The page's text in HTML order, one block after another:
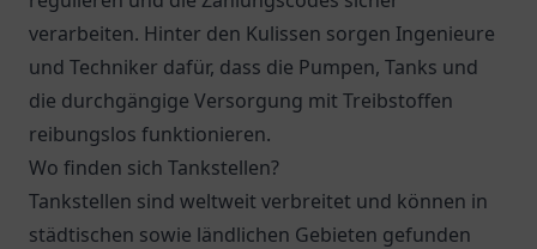
verarbeiten. Hinter den Kulissen sorgen Ingenieure
und Techniker dafür, dass die Pumpen, Tanks und
die durchgängige Versorgung mit Treibstoffen
reibungslos funktionieren.
Wo finden sich Tankstellen?
Tankstellen sind weltweit verbreitet und können in
städtischen sowie ländlichen Gebieten gefunden